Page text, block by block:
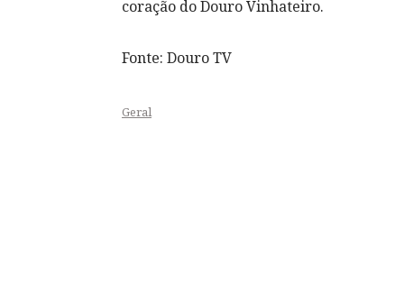
coração do Douro Vinhateiro.
Fonte: Douro TV
Geral